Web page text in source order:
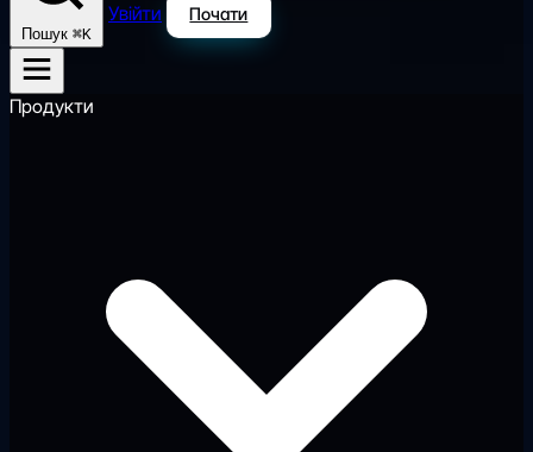
Пошук ⌘K
Увійти Почати
Продукти